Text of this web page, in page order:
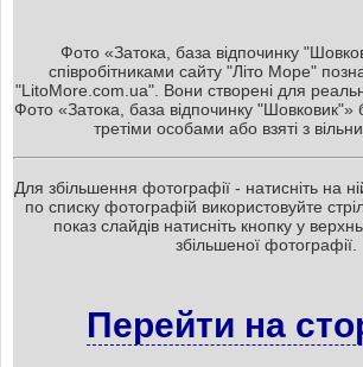
Фото «Затока, база відпочинку
співробітниками сайту "Літо Море"
"LitoMore.com.ua". Вони створені для
Фото «Затока, база відпочинку "Шовковик"»
третіми особами або взяті з
Для збільшення фотографії - натисніть на
по списку фотографій використовуйте
показ слайдів натисніть кнопку у
збільшеної фотографії.
Перейти на